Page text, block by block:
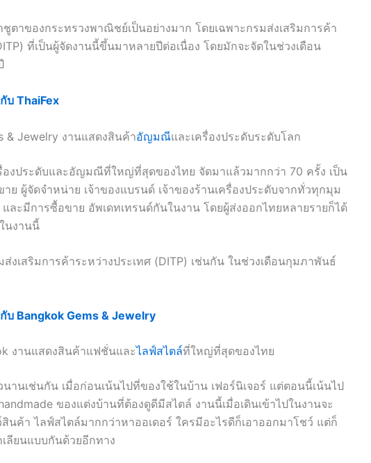
ตาของกระทรวงพาณิชย์เป็นอย่างมาก โดยเฉพาะกรมส่งเสริมการค้า
ที่เป็นผู้จัดงานนี้ขึ้นมาหลายปีต่อเนื่อง โดยมักจะจัดในช่วงเดือน
บ ThaiFex
& Jewelry งานแสดงสินค้าอัญมณีและเครื่องประดับระดับโลก
องประดับและอัญมณีที่ใหญ่ที่สุดของไทย จัดมาแล้วมากกว่า 70 ครั้ง เป็น
ย ผู้จัดจำหน่าย เจ้าของแบรนด์ เจ้าของร้านเครื่องประดับจากทั่วทุกมุม
ละมีการซื้อขาย อัพเดทเทรนด์กันในงาน โดยผู้ส่งออกไทยหลายรายก็ได้
นงานนี้
งเสริมการค้าระหว่างประเทศ (DITP) เช่นกัน ในช่วงเดือนกุมภาพันธ์
บ Bangkok Gems & Jewelry
งานแสดงสินค้าแฟชั่นและไลฟ์สไตล์ที่ใหญ่ที่สุดของไทย
านเช่นกัน เมื่อก่อนเน้นไปที่ของใช้ในบ้าน เฟอร์นิเจอร์ แต่ตอนนี้เน้นไป
ของแต่งบ้านที่ต้องดูดีมีสไตล์ งานนี้เมื่อเดินเข้าไปในงานจะ
นค้า ไลฟ์สไตล์มากกว่าหาออเดอร์ ใครมีอะไรดีก็เอาออกมาโชว์ แต่ก็
ลียนแบบกันด้วยอีกทาง